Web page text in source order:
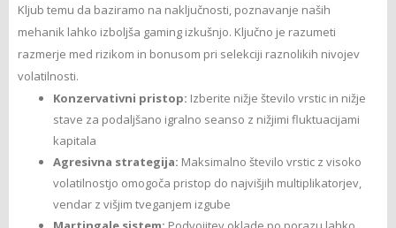
Kljub temu da baziramo na naključnosti, poznavanje naših
mehanik lahko izboljša gaming izkušnjo. Ključno je razumeti
razmerje med rizikom in bonusom pri selekciji raznolikih nivojev
volatilnosti.
Konzervativni pristop: Izberite nižje število vrstic in nižje
stave za podaljšano igralno seanso z nižjimi fluktuacijami
kapitala
Agresivna strategija: Maksimalno število vrstic z visoko
volatilnostjo omogoča pristop do najvišjih multiplikatorjev,
vendar z višjim tveganjem izgube